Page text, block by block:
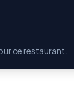
ce restaurant.